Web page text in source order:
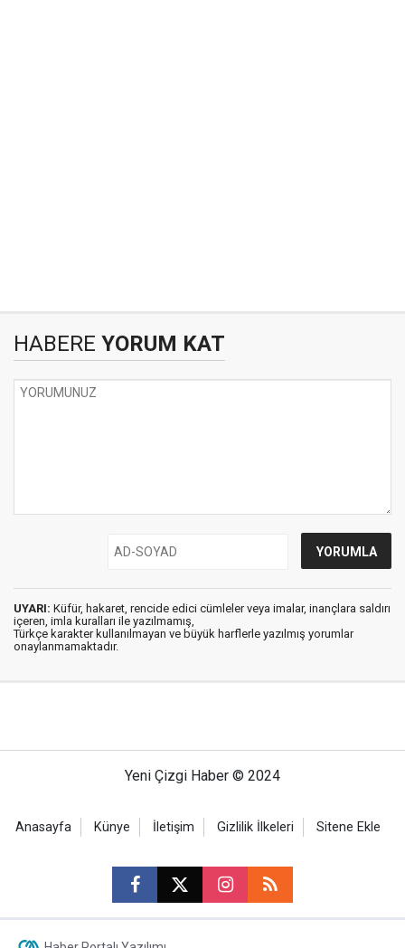
HABERE YORUM KAT
UYARI: Küfür, hakaret, rencide edici cümleler veya imalar, inançlara saldırı
içeren, imla kuralları ile yazılmamış,
Türkçe karakter kullanılmayan ve büyük harflerle yazılmış yorumlar
onaylanmamaktadır.
Yeni Çizgi Haber © 2024
Anasayfa Künye İletişim Gizlilik İlkeleri Sitene Ekle